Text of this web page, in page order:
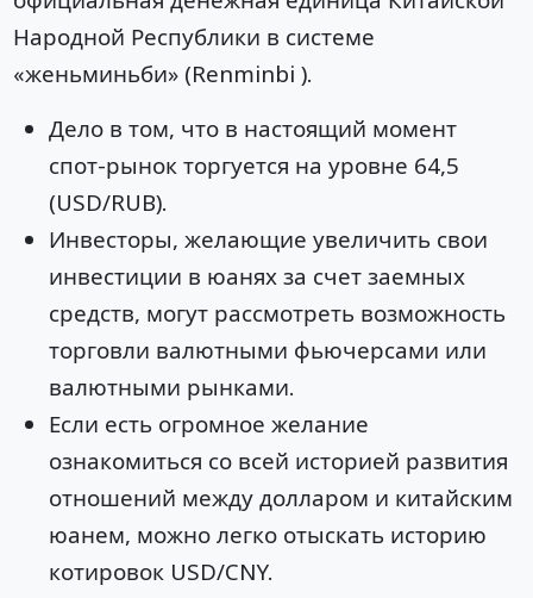
Народной Республики в системе
«женьминьби» (Renminbi ).
Дело в том, что в настоящий момент
спот-рынок торгуется на уровне 64,5
(USD/RUB).
Инвесторы, желающие увеличить свои
инвестиции в юанях за счет заемных
средств, могут рассмотреть возможность
торговли валютными фьючерсами или
валютными рынками.
Если есть огромное желание
ознакомиться со всей историей развития
отношений между долларом и китайским
юанем, можно легко отыскать историю
котировок USD/CNY.